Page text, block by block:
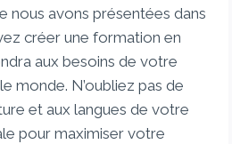
nous avons présentées dans
créer une formation en
aux besoins de votre
monde. N’oubliez pas de
et aux langues de votre
pour maximiser votre